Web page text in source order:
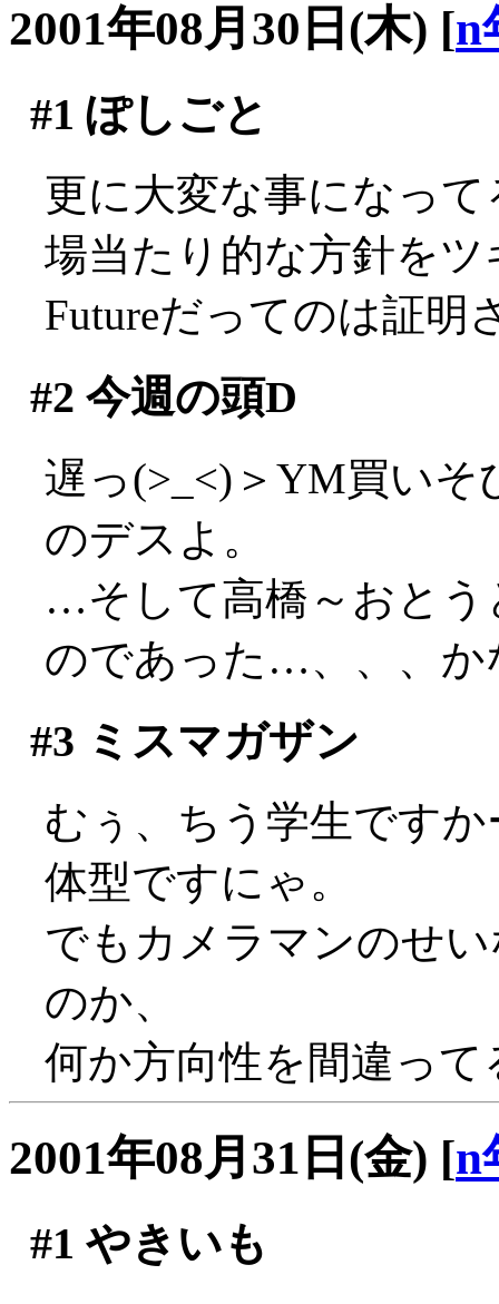
2001年08月30日(木) [n
#1 ぽしごと
更に大変な事になっ
場当たり的な方針を
Futureだってのは証明
#2 今週の頭D
遅っ(>_<)＞YM買い
のデスよ。
…そして高橋～おとう
のであった…、、、か
#3 ミスマガザン
むぅ、ちう学生です
体型ですにゃ。
でもカメラマンのせ
のか、
何か方向性を間違っ
2001年08月31日(金) [n
#1 やきいも